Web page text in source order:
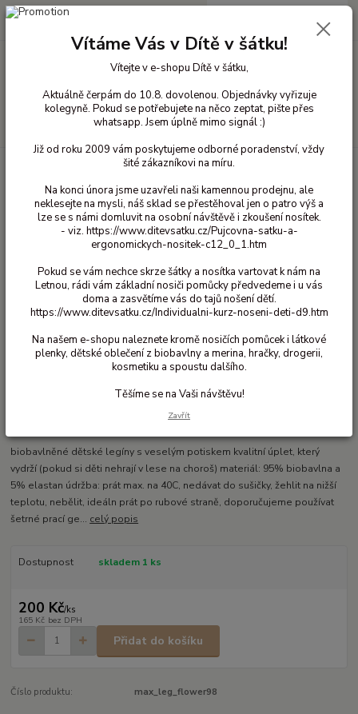
+420 603 818 836
0 Kč
Bavlněné oblečení pro děti Legíny bavlna
Legíny Maxomorra - Flower
98/104
- 52 %
Ohodnotit produkt
biobavlněné dětské legíny s veselým potiskem kvalitní úplet, který
vydrží (pokud si děti nehrají v lese na choroš) materiál: 95% biobavlna a
5% elastan údržba: prát max. na 40C, nedávat do sušičky, žehlit na nižší
teplotu, nebělit, ideáln prát po rubové straně, doporučujeme používat
šetrné prací ge... celý popis
Dostupnost skladem 1 ks
200 Kč/ks
165 Kč bez DPH
Přidat do košíku
Číslo produktu: max_leg_flower98
Vítáme Vás v Dítě v šátku!
Vítejte v e-shopu Dítě v šátku,
Aktuálně čerpám do 10.8. dovolenou. Objednávky vyřizuje
kolegyně. Pokud se potřebujete na něco zeptat, pište přes
whatsapp. Jsem úplně mimo signál :)
Již od roku 2009 vám poskytujeme odborné poradenství, vždy
šité zákazníkovi na míru.
Na konci února jsme uzavřeli naši kamennou prodejnu, ale
neklesejte na mysli, náš sklad se přestěhoval jen o patro výš a
lze se s námi domluvit na osobní návštěvě i zkoušení nosítek.
- viz. https://www.ditevsatku.cz/Pujcovna-satku-a-
ergonomickych-nositek-c12_0_1.htm
Pokud se vám nechce skrze šátky a nosítka vartovat k nám na
Letnou, rádi vám základní nosiči pomůcky předvedeme i u vás
doma a zasvětíme vás do tajů nošení dětí.
https://www.ditevsatku.cz/Individualni-kurz-noseni-deti-d9.htm
Na našem e-shopu naleznete kromě nosičích pomůcek i látkové
plenky, dětské oblečení z biobavlny a merina, hračky, drogerii,
kosmetiku a spoustu dalšího.
Těšíme se na Vaši návštěvu!
Zavřít